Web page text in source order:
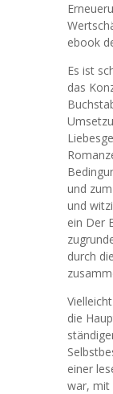
ebook
Es ist
das
und
und
ein Der
durch
die
einer
war, mit